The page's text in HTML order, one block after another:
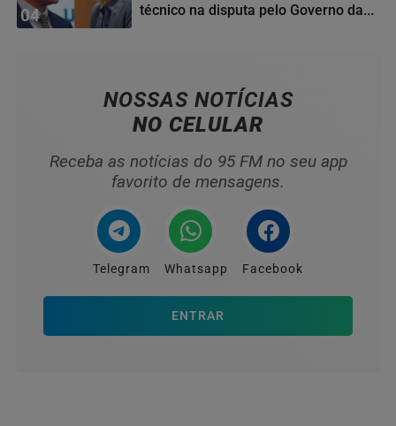
04
técnico na disputa pelo Governo da...
NOSSAS NOTÍCIAS
NO CELULAR
Receba as notícias do 95 FM no seu app
favorito de mensagens.
Telegram Whatsapp Facebook
ENTRAR